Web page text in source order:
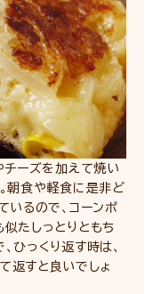
チーズを加えて焼い
朝食や軽食に是非ど
いるので、コーンポ
たしっとりともち
ひっくり返す時は、
返すと良いでしょ